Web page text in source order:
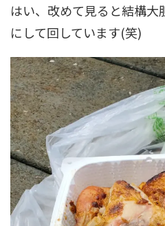
はい、改めて見ると結構
にして回しています(笑)